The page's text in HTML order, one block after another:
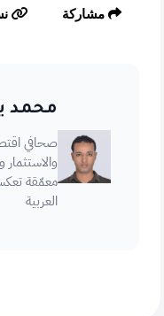
مشاركة
محمد
صحافي
معمّقة
العربية